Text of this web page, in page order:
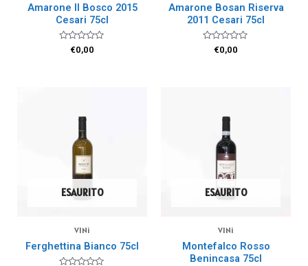
Amarone Il Bosco 2015
Cesari 75cl
Valutato
€0,00
Amarone Bosan Riserva
2011 Cesari 75cl
Valutato
€0,00
ESAURITO
VINi
Ferghettina Bianco 75cl
ESAURITO
VINi
Montefalco Rosso
Benincasa 75cl